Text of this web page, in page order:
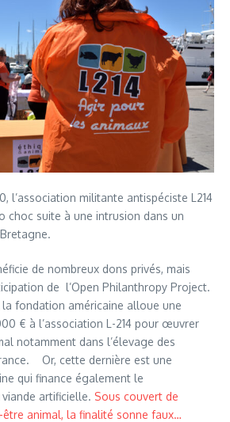
l’association militante antispéciste L214
choc suite à une intrusion dans un
de nombreux dons privés, mais
de l’Open Philanthropy Project.
fondation américaine alloue une
€ à l’association L-214 pour œuvrer
notamment dans l’élevage des
Or, cette dernière est une
qui finance également le
artificielle. Sous couvert de
être animal, la finalité sonne faux…